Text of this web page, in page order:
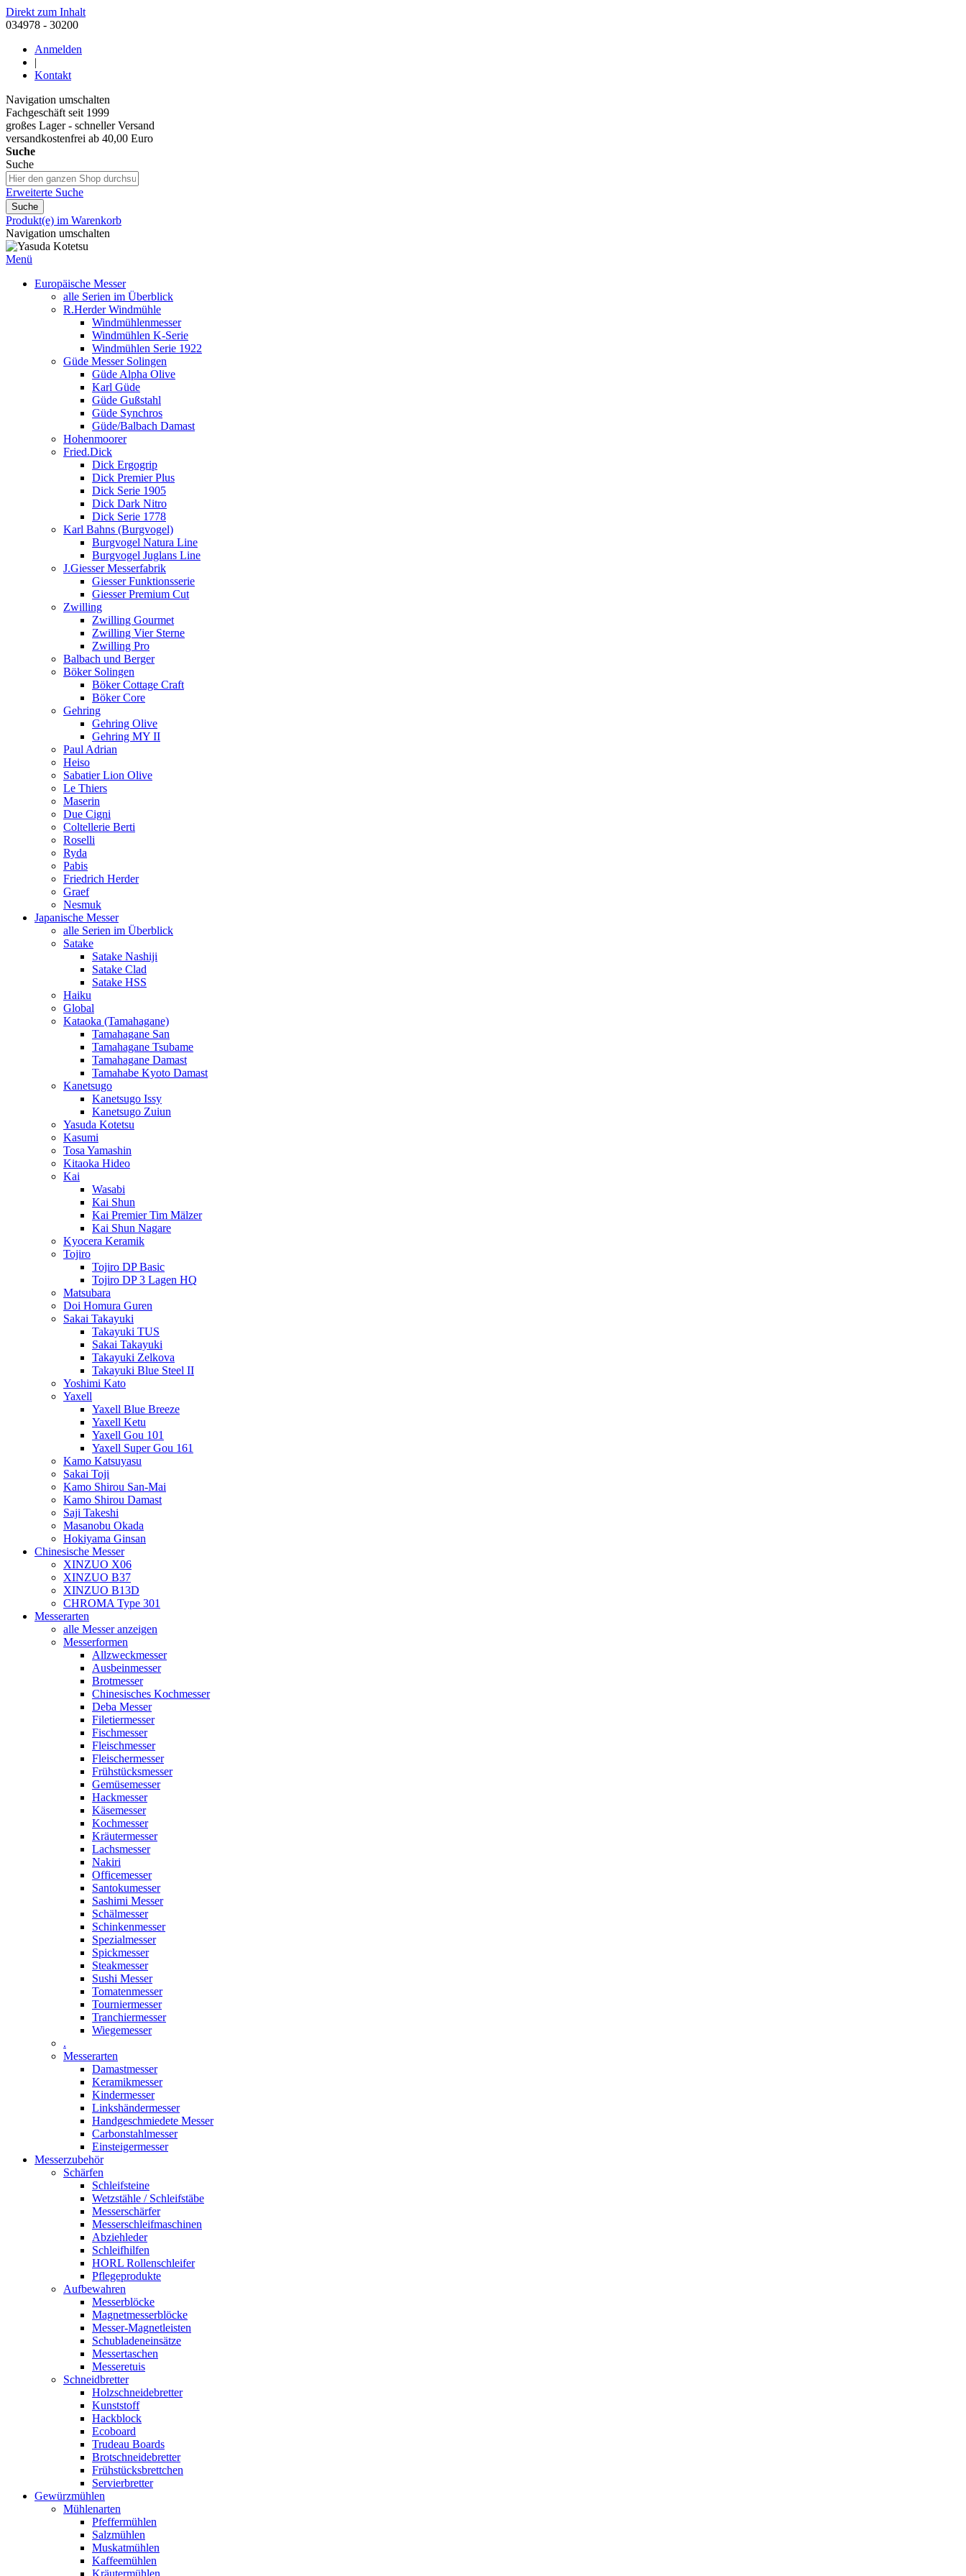
Direkt zum Inhalt
034978 - 30200
Anmelden
|
Kontakt
Navigation umschalten
Fachgeschäft seit 1999
großes Lager - schneller Versand
versandkostenfrei ab 40,00 Euro
Suche
Suche
Erweiterte Suche
Suche
Produkt(e) im Warenkorb
Navigation umschalten
Menü
Europäische Messer
alle Serien im Überblick
R.Herder Windmühle
Windmühlenmesser
Windmühlen K-Serie
Windmühlen Serie 1922
Güde Messer Solingen
Güde Alpha Olive
Karl Güde
Güde Gußstahl
Güde Synchros
Güde/Balbach Damast
Hohenmoorer
Fried.Dick
Dick Ergogrip
Dick Premier Plus
Dick Serie 1905
Dick Dark Nitro
Dick Serie 1778
Karl Bahns (Burgvogel)
Burgvogel Natura Line
Burgvogel Juglans Line
J.Giesser Messerfabrik
Giesser Funktionsserie
Giesser Premium Cut
Zwilling
Zwilling Gourmet
Zwilling Vier Sterne
Zwilling Pro
Balbach und Berger
Böker Solingen
Böker Cottage Craft
Böker Core
Gehring
Gehring Olive
Gehring MY II
Paul Adrian
Heiso
Sabatier Lion Olive
Le Thiers
Maserin
Due Cigni
Coltellerie Berti
Roselli
Ryda
Pabis
Friedrich Herder
Graef
Nesmuk
Japanische Messer
alle Serien im Überblick
Satake
Satake Nashiji
Satake Clad
Satake HSS
Haiku
Global
Kataoka (Tamahagane)
Tamahagane San
Tamahagane Tsubame
Tamahagane Damast
Tamahabe Kyoto Damast
Kanetsugo
Kanetsugo Issy
Kanetsugo Zuiun
Yasuda Kotetsu
Kasumi
Tosa Yamashin
Kitaoka Hideo
Kai
Wasabi
Kai Shun
Kai Premier Tim Mälzer
Kai Shun Nagare
Kyocera Keramik
Tojiro
Tojiro DP Basic
Tojiro DP 3 Lagen HQ
Matsubara
Doi Homura Guren
Sakai Takayuki
Takayuki TUS
Sakai Takayuki
Takayuki Zelkova
Takayuki Blue Steel II
Yoshimi Kato
Yaxell
Yaxell Blue Breeze
Yaxell Ketu
Yaxell Gou 101
Yaxell Super Gou 161
Kamo Katsuyasu
Sakai Toji
Kamo Shirou San-Mai
Kamo Shirou Damast
Saji Takeshi
Masanobu Okada
Hokiyama Ginsan
Chinesische Messer
XINZUO X06
XINZUO B37
XINZUO B13D
CHROMA Type 301
Messerarten
alle Messer anzeigen
Messerformen
Allzweckmesser
Ausbeinmesser
Brotmesser
Chinesisches Kochmesser
Deba Messer
Filetiermesser
Fischmesser
Fleischmesser
Fleischermesser
Frühstücksmesser
Gemüsemesser
Hackmesser
Käsemesser
Kochmesser
Kräutermesser
Lachsmesser
Nakiri
Officemesser
Santokumesser
Sashimi Messer
Schälmesser
Schinkenmesser
Spezialmesser
Spickmesser
Steakmesser
Sushi Messer
Tomatenmesser
Tourniermesser
Tranchiermesser
Wiegemesser
.
Messerarten
Damastmesser
Keramikmesser
Kindermesser
Linkshändermesser
Handgeschmiedete Messer
Carbonstahlmesser
Einsteigermesser
Messerzubehör
Schärfen
Schleifsteine
Wetzstähle / Schleifstäbe
Messerschärfer
Messerschleifmaschinen
Abziehleder
Schleifhilfen
HORL Rollenschleifer
Pflegeprodukte
Aufbewahren
Messerblöcke
Magnetmesserblöcke
Messer-Magnetleisten
Schubladeneinsätze
Messertaschen
Messeretuis
Schneidbretter
Holzschneidebretter
Kunststoff
Hackblock
Ecoboard
Trudeau Boards
Brotschneidebretter
Frühstücksbrettchen
Servierbretter
Gewürzmühlen
Mühlenarten
Pfeffermühlen
Salzmühlen
Muskatmühlen
Kaffeemühlen
Kräutermühlen